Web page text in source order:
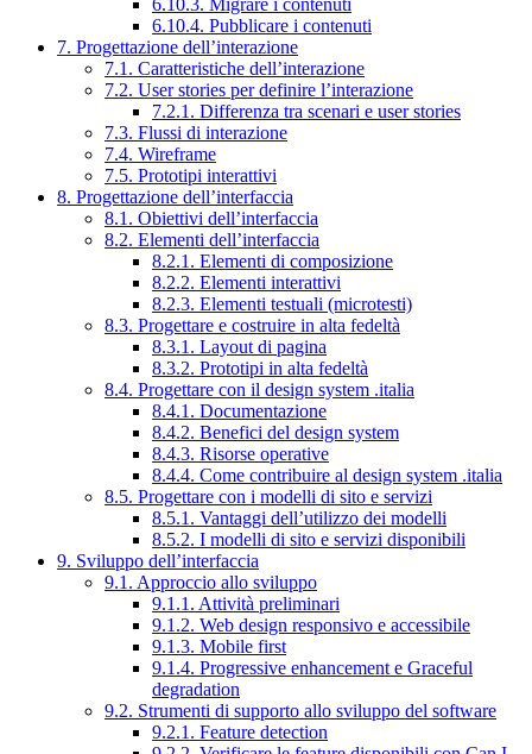
6.10.4. Pubblicare i contenuti
7. Progettazione dell’interazione
7.1. Caratteristiche dell’interazione
7.2. User stories per definire l’interazione
7.2.1. Differenza tra scenari e user stories
7.3. Flussi di interazione
7.4. Wireframe
7.5. Prototipi interattivi
8. Progettazione dell’interfaccia
8.1. Obiettivi dell’interfaccia
8.2. Elementi dell’interfaccia
8.2.1. Elementi di composizione
8.2.2. Elementi interattivi
8.2.3. Elementi testuali (microtesti)
8.3. Progettare e costruire in alta fedeltà
8.3.1. Layout di pagina
8.3.2. Prototipi in alta fedeltà
8.4. Progettare con il design system .italia
8.4.1. Documentazione
8.4.2. Benefici del design system
8.4.3. Risorse operative
8.4.4. Come contribuire al design system .italia
8.5. Progettare con i modelli di sito e servizi
8.5.1. Vantaggi dell’utilizzo dei modelli
8.5.2. I modelli di sito e servizi disponibili
9. Sviluppo dell’interfaccia
9.1. Approccio allo sviluppo
9.1.1. Attività preliminari
9.1.2. Web design responsivo e accessibile
9.1.3. Mobile first
9.1.4. Progressive enhancement e Graceful
degradation
9.2. Strumenti di supporto allo sviluppo del software
9.2.1. Feature detection